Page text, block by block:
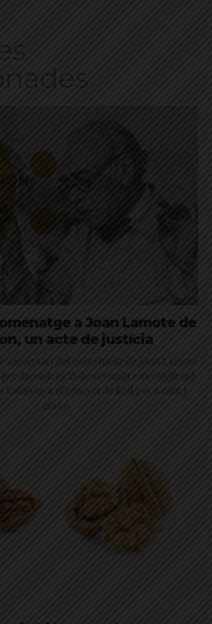
a Joan Lamote de
un acte de justícia
aniversari del naixement de Joan Lamote
divendres 15 de setembre es celebrarà
Catalunya el concert de lied per a cant i
piano.